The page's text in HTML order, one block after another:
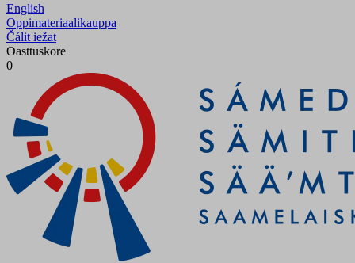
English
Oppimateriaalikauppa
Čálit iežat
Oasttuskore
0